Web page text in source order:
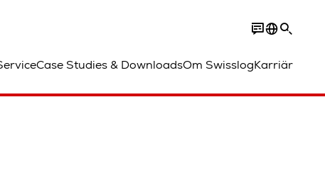
Case Studies & DownloadsOm SwisslogKarriär